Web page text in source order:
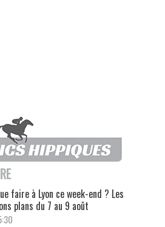
faire à Lyon ce week-end ? Les
plans du 7 au 9 août